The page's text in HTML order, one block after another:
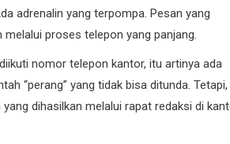
adrenalin yang terpompa. Pesan yang
proses telepon yang panjang.
nomor telepon kantor, itu artinya ada
“perang” yang tidak bisa ditunda. Tetapi,
dihasilkan melalui rapat redaksi di